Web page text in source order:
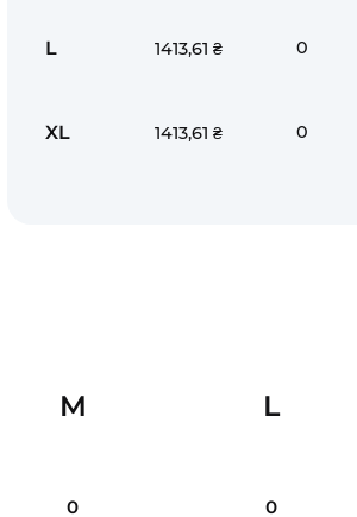
L 1413,61 ₴ 0
XL 1413,61 ₴ 0
M L
0 0